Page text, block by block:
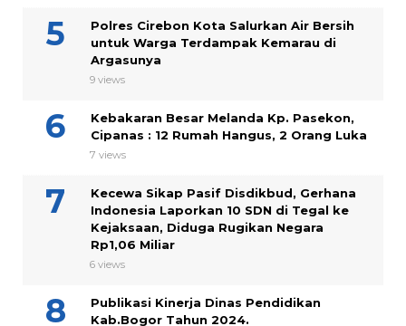
Polres Cirebon Kota Salurkan Air Bersih
untuk Warga Terdampak Kemarau di
Argasunya
9 views
Kebakaran Besar Melanda Kp. Pasekon,
Cipanas : 12 Rumah Hangus, 2 Orang Luka
7 views
Kecewa Sikap Pasif Disdikbud, Gerhana
Indonesia Laporkan 10 SDN di Tegal ke
Kejaksaan, Diduga Rugikan Negara
Rp1,06 Miliar
6 views
Publikasi Kinerja Dinas Pendidikan
Kab.Bogor Tahun 2024.